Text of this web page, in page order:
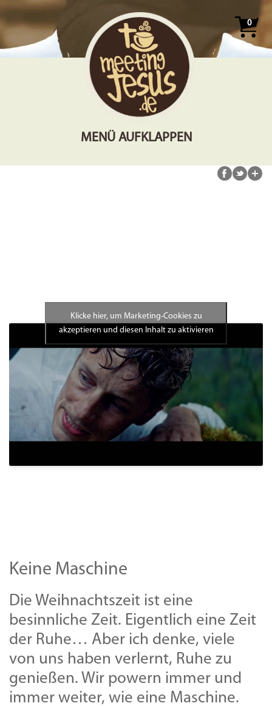
0
MENÜ AUFKLAPPEN
Klicke hier, um Marketing-Cookies zu
akzeptieren und diesen Inhalt zu aktivieren
Keine Maschine
Die Weihnachtszeit ist eine
besinnliche Zeit. Eigentlich eine Zeit
der Ruhe… Aber ich denke, viele
von uns haben verlernt, Ruhe zu
genießen. Wir powern immer und
immer weiter, wie eine Maschine.